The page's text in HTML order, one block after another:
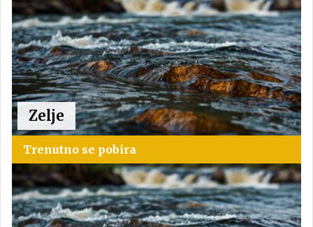
Zelje
Trenutno se pobira